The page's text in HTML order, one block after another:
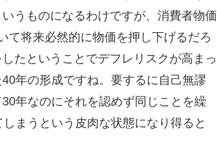
うものになるわけですが、消費者物価
て将来必然的に物価を押し下げるだろ
たということでデフレリスクが高まっ
年の形成ですね。要するに自己無謬
年なのにそれを認めず同じことを繰
まうという皮肉な状態になり得ると